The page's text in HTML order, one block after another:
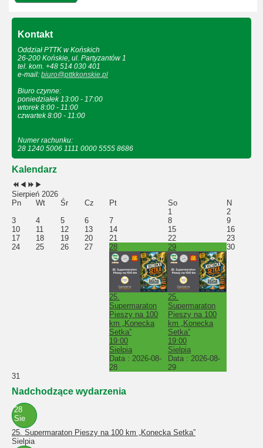
Kontakt
Oddział PTTK w Końskich
26-200 Końskie, ul. Partyzantów 1
tel. kom. +48 514 030 401
e-mail: biuro@pttkkonskie.pl
Biuro czynne:
poniedziałek 13:00 - 17:00
wtorek 8:00 - 11:00
czwartek 8:00 - 11:00
Numer rachunku:
28 1240 5006 1111 0000 5555 8686
Kalendarz
Sierpień 2026
Pn
Wt Śr Cz Pt So
N
1
2
3
4 5 6 7 8
9
10
11 12 13 14 15
16
17
18 19 20 21 22
23
24
25 26 27 28
25.
Supermaraton
Pieszy na 100
km „Konecka
Setka”
19:00
Sielpia
Data : 2026-08-
28
29
25.
Supermaraton
Pieszy na 100
km „Konecka
Setka”
19:00
Sielpia
Data : 2026-08-
29
30
31
Nadchodzące wydarzenia
28
Sie
25. Supermaraton Pieszy na 100 km „Konecka Setka”
Sielpia